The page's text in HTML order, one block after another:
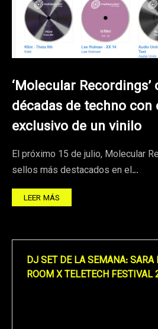
‘Molecular
décadas de techno
exclusivo de un vinilo
El próximo 15 de julio, Molecular
sellos más destacados en el…
LEER MÁS
DJ SET DE LA SEMANA:
ROOM X TELETECH FESTIVAL